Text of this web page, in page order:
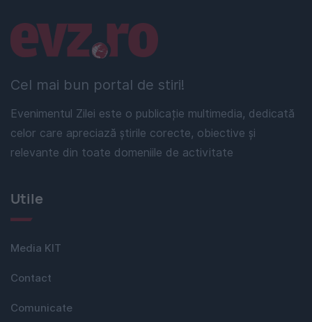
Cel mai bun portal de stiri!
Evenimentul Zilei este o publicație multimedia, dedicată
celor care apreciază știrile corecte, obiective și
relevante din toate domeniile de activitate
Linkuri utile
Utile
Media KIT
Contact
Comunicate